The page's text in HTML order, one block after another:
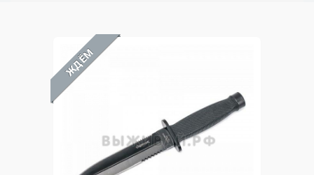
ЖДЁМ